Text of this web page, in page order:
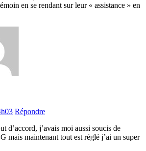
en se rendant sur leur « assistance » en
Répondre
d’accord, j’avais moi aussi soucis de
mais maintenant tout est réglé j’ai un super